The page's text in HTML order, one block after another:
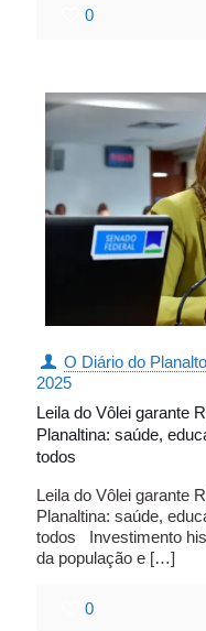
0
O Diário do
2025
Leila do Vôlei garante
Planaltina: saúde,
todos
Leila do Vôlei garante
Planaltina: saúde,
todos Investimento
da população e […]
0